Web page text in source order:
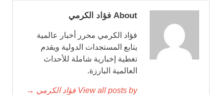
About فؤاد الكرمي
فؤاد الكرمي محرر أخبار عالمية
يتابع المستجدات الدولية ويقدم
تغطية إخبارية شاملة للأحداث
العالمية البارزة.
View all posts by فؤاد الكرمي →